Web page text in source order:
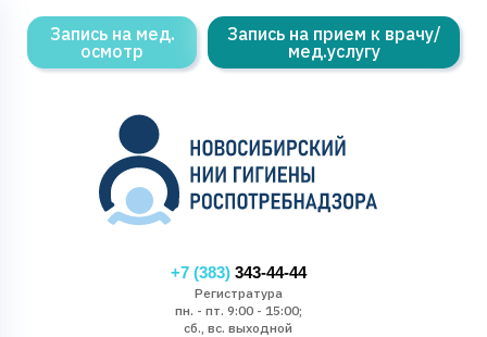
Запись на мед.
осмотр
Запись на прием к врачу/
мед.услугу
+7 (383)343-44-44
Регистратура
пн. - пт. 9:00 - 15:00;
сб., вс. выходной